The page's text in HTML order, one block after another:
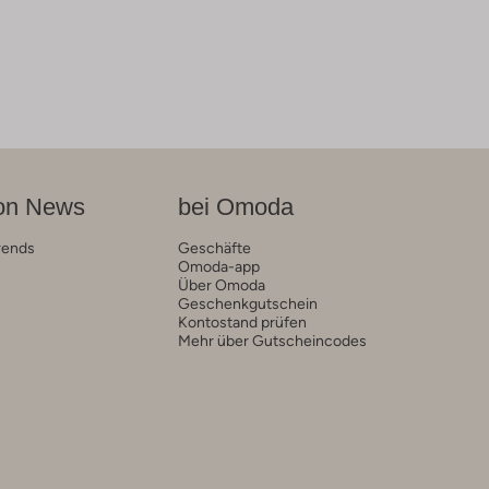
News bei Omoda
Geschäfte
Omoda-app
Über Omoda
Geschenkgutschein
Kontostand prüfen
Mehr über Gutscheincodes